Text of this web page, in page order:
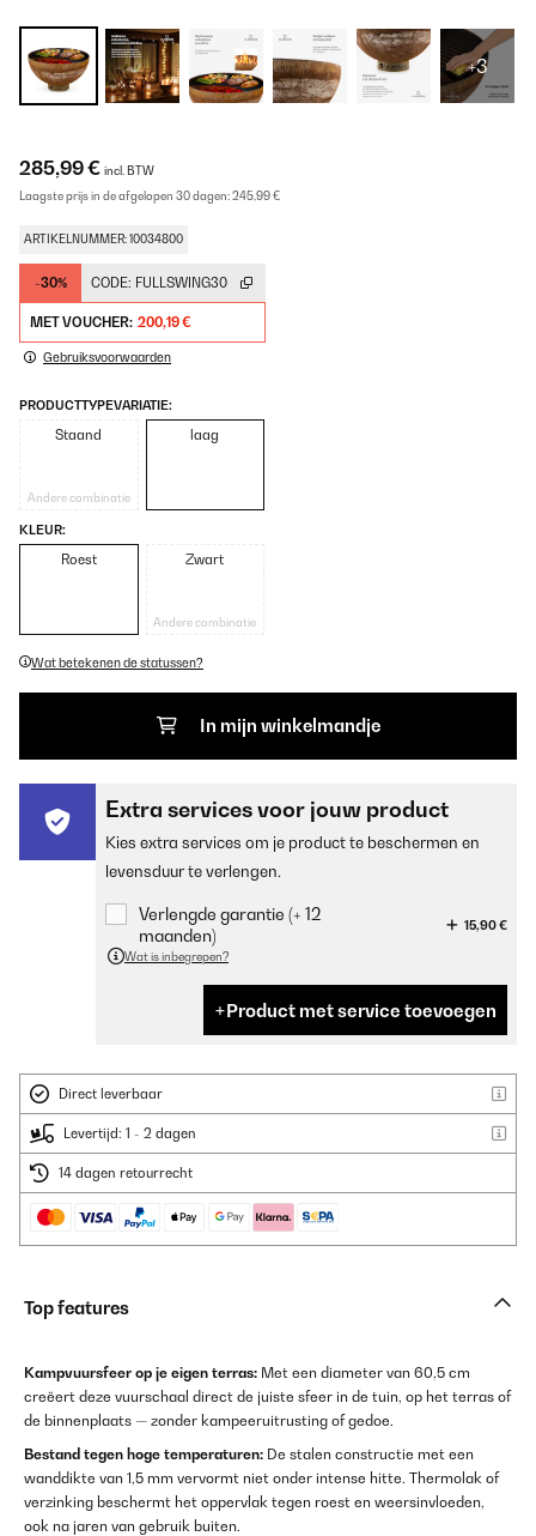
+3
285,99 € incl. BTW
Laagste prijs in de afgelopen 30 dagen:245,99 €
ARTIKELNUMMER: 10034800
-30% CODE: FULLSWING30
MET VOUCHER: 200,19 €
Gebruiksvoorwaarden
PRODUCTTYPEVARIATIE:
Staand
Andere combinatie
laag
KLEUR:
Roest Zwart
Andere combinatie
Wat betekenen de statussen?
In mijn winkelmandje
Extra services voor jouw product
Kies extra services om je product te beschermen en
levensduur te verlengen.
Verlengde garantie (+ 12
maanden)
15,90 €
Wat is inbegrepen?
Product met service toevoegen
Direct leverbaar
Levertijd: 1 - 2 dagen
14 dagen retourrecht
Top features
Kampvuursfeer op je eigen terras: Met een diameter van 60,5 cm
creëert deze vuurschaal direct de juiste sfeer in de tuin, op het terras of
de binnenplaats — zonder kampeeruitrusting of gedoe.
Bestand tegen hoge temperaturen: De stalen constructie met een
wanddikte van 1,5 mm vervormt niet onder intense hitte. Thermolak of
verzinking beschermt het oppervlak tegen roest en weersinvloeden,
ook na jaren van gebruik buiten.